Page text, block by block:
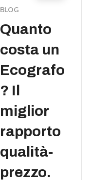
BLOG
Quanto
costa un
Ecografo
? Il
miglior
rapporto
qualità-
prezzo.